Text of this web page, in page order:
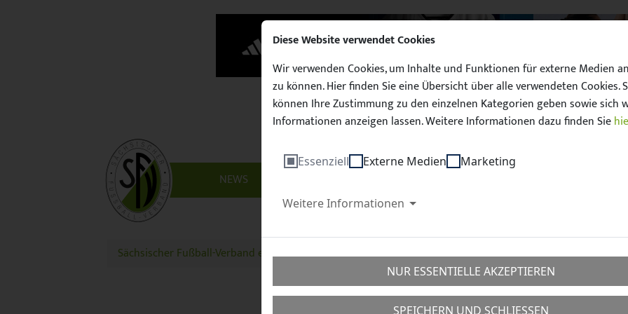
Unser
NEWS
Sächsischer Fußball-Verband e.V. Fussball Futsal Frauen/Juniorinnen
Diese Website verwendet Cookies
Wir verwenden Cookies, um Inhalte und Funktionen für externe Medien
zu können. Hier finden Sie eine Übersicht über alle verwendeten Cookies.
können Ihre Zustimmung zu den einzelnen Kategorien geben sowie sich
Informationen anzeigen lassen. Weitere Informationen dazu finden Sie
Essenziell Externe Medien Marketing
Weitere Informationen
NUR ESSENTIELLE AKZEPTIEREN
SPEICHERN UND SCHLIESSEN